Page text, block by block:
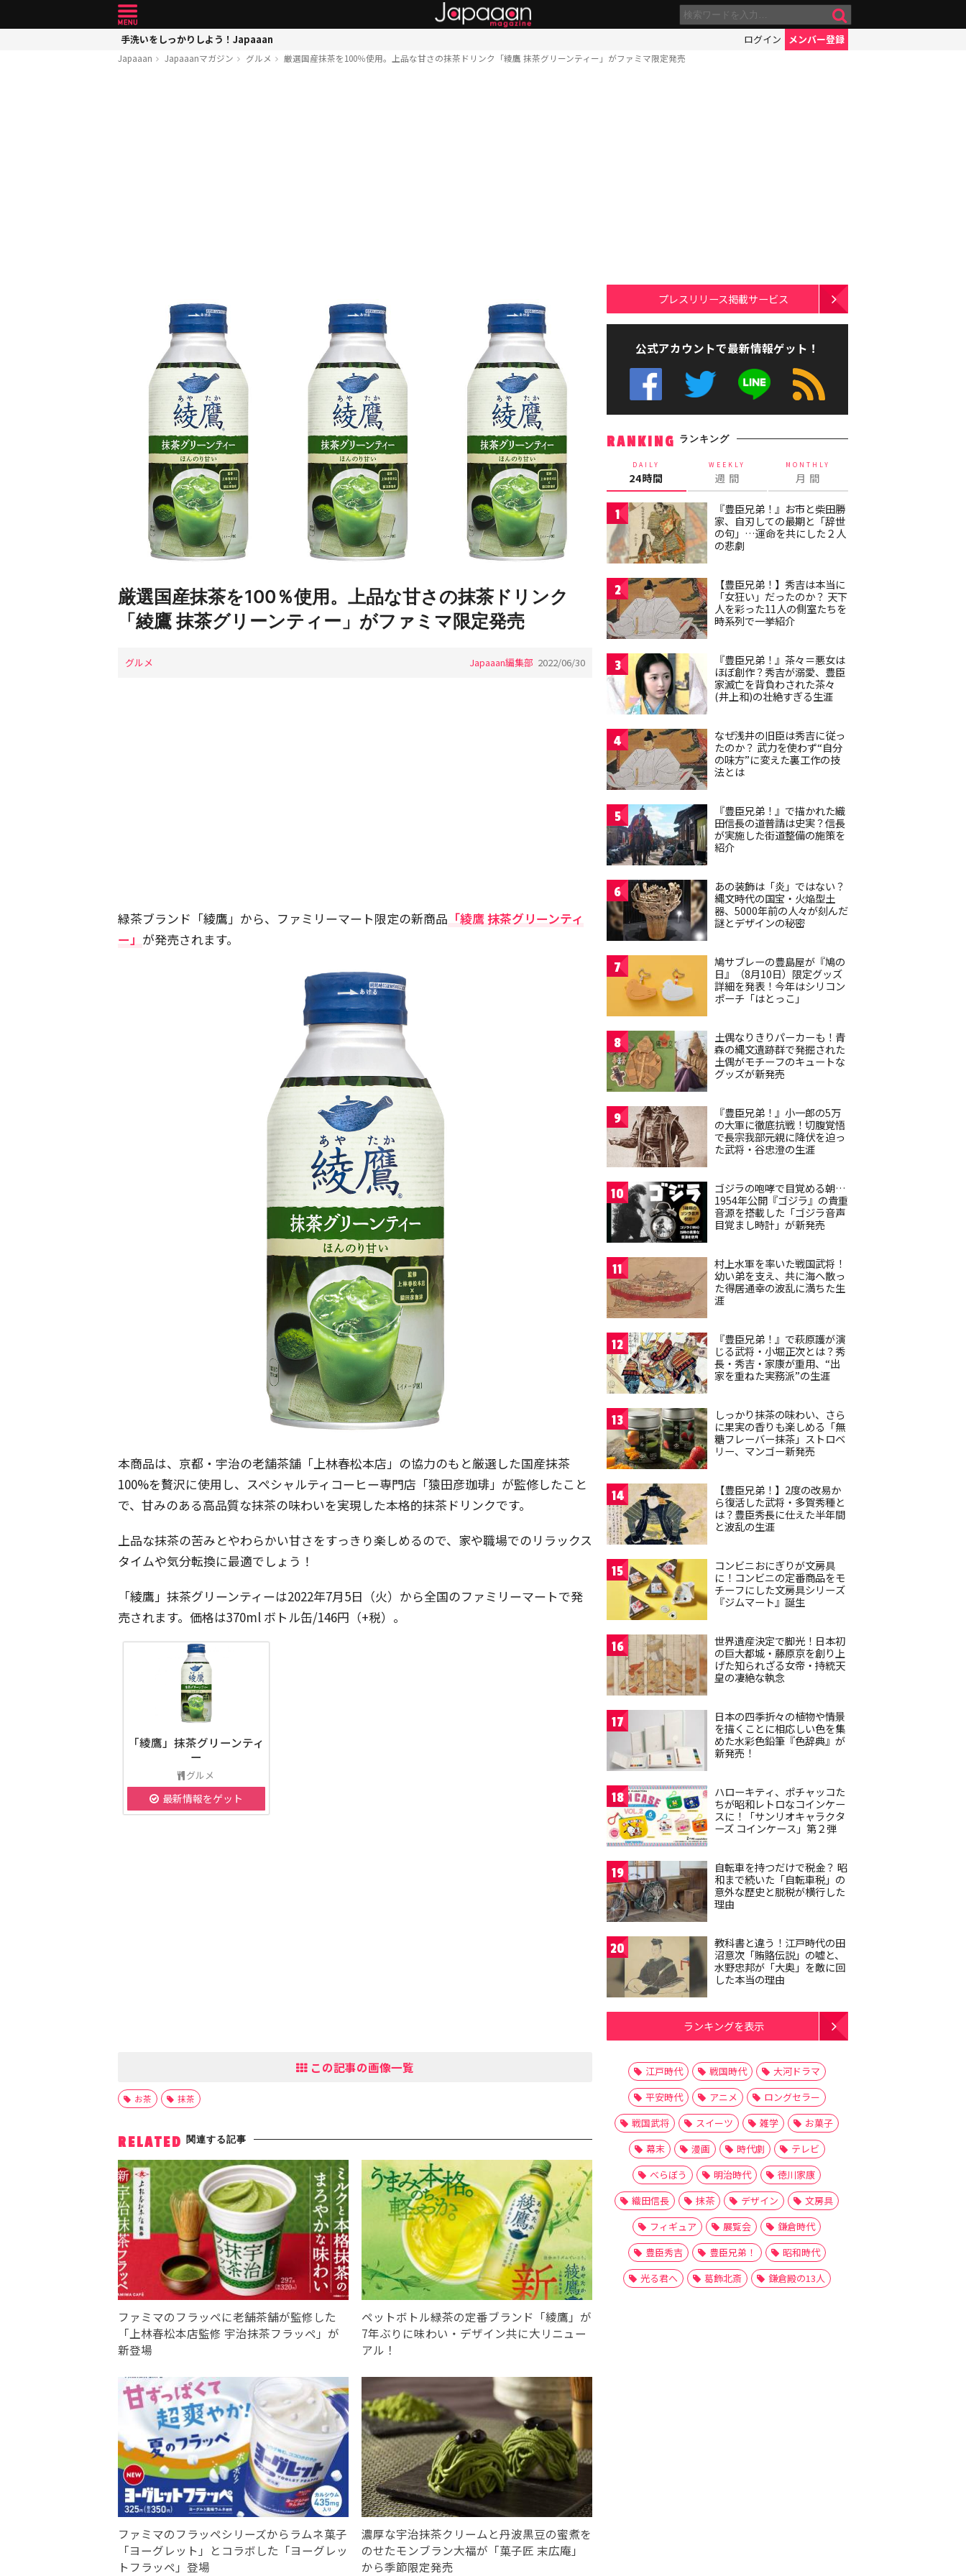
手洗いをしっかりしよう！Japaaan ログイン メンバー登録
Japaaan Japaaanマガジン グルメ 厳選国産抹茶を100％使用。上品な甘さの抹茶ドリンク「綾鷹 抹茶グリーンティー」がファミマ限定発売
厳選国産抹茶を100％使用。上品な甘さの抹茶ドリンク
「綾鷹 抹茶グリーンティー」がファミマ限定発売
グルメ Japaaan編集部 2022/06/30
緑茶ブランド「綾鷹」から、ファミリーマート限定の新商品 「綾鷹 抹茶グリーンティ
ー」 が発売されます。
本商品は、京都・宇治の老舗茶舗「上林春松本店」の協力のもと厳選した国産抹茶
100%を贅沢に使用し、スペシャルティコーヒー専門店「猿田彦珈琲」が監修したこと
で、甘みのある高品質な抹茶の味わいを実現した本格的抹茶ドリンクです。
上品な抹茶の苦みとやわらかい甘さをすっきり楽しめるので、家や職場でのリラックス
タイムや気分転換に最適でしょう！
「綾鷹」抹茶グリーンティーは2022年7月5日（火）から全国のファミリーマートで発
売されます。価格は370ml ボトル缶/146円（+税）。
「綾鷹」抹茶グリーンティ
ー
グルメ
最新情報をゲット
この記事の画像一覧
お茶 抹茶
RELATED 関連する記事
ファミマのフラッペに老舗茶舗が監修した
「上林春松本店監修 宇治抹茶フラッペ」が
新登場
ペットボトル緑茶の定番ブランド「綾鷹」が
7年ぶりに味わい・デザイン共に大リニュー
アル！
ファミマのフラッペシリーズからラムネ菓子
「ヨーグレット」とコラボした「ヨーグレッ
トフラッペ」登場
濃厚な宇治抹茶クリームと丹波黒豆の蜜煮を
のせたモンブラン大福が「菓子匠 末広庵」
から季節限定発売
プレスリリース掲載サービス
公式アカウントで最新情報ゲット！
RANKING ランキング
DAILY
24時間
WEEKLY
週 間
MONTHLY
月 間
1
『豊臣兄弟！』お市と柴田勝
家、自刃しての最期と「辞世
の句」…運命を共にした２人
の悲劇
2
【豊臣兄弟！】秀吉は本当に
「女狂い」だったのか？ 天下
人を彩った11人の側室たちを
時系列で一挙紹介
3
『豊臣兄弟！』茶々＝悪女は
ほぼ創作？秀吉が溺愛、豊臣
家滅亡を背負わされた茶々
(井上和)の壮絶すぎる生涯
4
なぜ浅井の旧臣は秀吉に従っ
たのか？ 武力を使わず“自分
の味方”に変えた裏工作の技
法とは
5
『豊臣兄弟！』で描かれた織
田信長の道普請は史実？信長
が実施した街道整備の施策を
紹介
6
あの装飾は「炎」ではない？
縄文時代の国宝・火焔型土
器、5000年前の人々が刻んだ
謎とデザインの秘密
7
鳩サブレーの豊島屋が『鳩の
日』（8月10日）限定グッズ
詳細を発表！今年はシリコン
ポーチ「はとっこ」
8
土偶なりきりパーカーも！青
森の縄文遺跡群で発掘された
土偶がモチーフのキュートな
グッズが新発売
9
『豊臣兄弟！』小一郎の5万
の大軍に徹底抗戦！切腹覚悟
で長宗我部元親に降伏を迫っ
た武将・谷忠澄の生涯
10
ゴジラの咆哮で目覚める朝…
1954年公開『ゴジラ』の貴重
音源を搭載した「ゴジラ音声
目覚まし時計」が新発売
11
村上水軍を率いた戦国武将！
幼い弟を支え、共に海へ散っ
た得居通幸の波乱に満ちた生
涯
12
『豊臣兄弟！』で萩原護が演
じる武将・小堀正次とは？秀
長・秀吉・家康が重用、“出
家を重ねた実務派”の生涯
13
しっかり抹茶の味わい、さら
に果実の香りも楽しめる「無
糖フレーバー抹茶」ストロベ
リー、マンゴー新発売
14
【豊臣兄弟！】2度の改易か
ら復活した武将・多賀秀種と
は？豊臣秀長に仕えた半年間
と波乱の生涯
15
コンビニおにぎりが文房具
に！コンビニの定番商品をモ
チーフにした文房具シリーズ
『ジムマート』誕生
16
世界遺産決定で脚光！日本初
の巨大都城・藤原京を創り上
げた知られざる女帝・持統天
皇の凄絶な執念
17
日本の四季折々の植物や情景
を描くことに相応しい色を集
めた水彩色鉛筆『色辞典』が
新発売！
18
ハローキティ、ポチャッコた
ちが昭和レトロなコインケー
スに！「サンリオキャラクタ
ーズ コインケース」第２弾
19
自転車を持つだけで税金？ 昭
和まで続いた「自転車税」の
意外な歴史と脱税が横行した
理由
20
教科書と違う！江戸時代の田
沼意次「賄賂伝説」の嘘と、
水野忠邦が「大奥」を敵に回
した本当の理由
ランキングを表示
江戸時代 戦国時代
大河ドラマ
平安時代
アニメ
ロングセラー
戦国武将
スイーツ 雑学
お菓子
幕末
漫画 時代劇
テレビ
べらぼう
明治時代
徳川家康
織田信長
抹茶 デザイン
文房具
フィギュア
展覧会
鎌倉時代
豊臣秀吉
豊臣兄弟！
昭和時代
光る君へ
葛飾北斎 鎌倉殿の13人